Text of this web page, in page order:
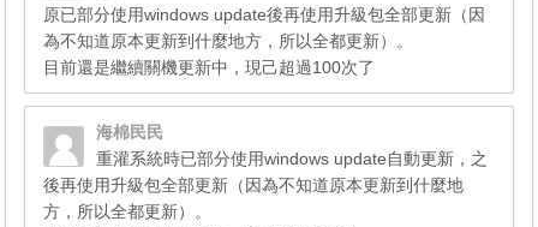
原已部分使用windows update後再使用升級包全部更新（因
為不知道原本更新到什麼地方，所以全都更新）。
目前還是繼續關機更新中，現己超過100次了
海棉民民
重灌系統時已部分使用windows update自動更新，之
後再使用升級包全部更新（因為不知道原本更新到什麼地
方，所以全都更新）。